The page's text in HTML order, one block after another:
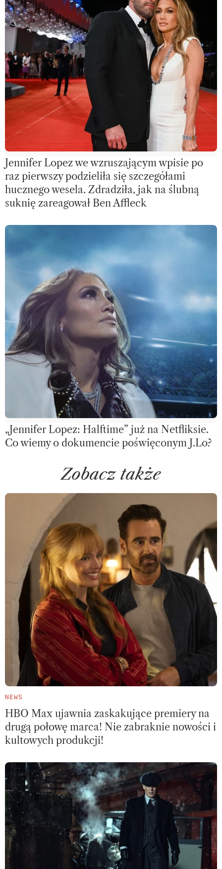
Jennifer Lopez we wzruszającym wpisie po
raz pierwszy podzieliła się szczegółami
hucznego wesela. Zdradziła, jak na ślubną
suknię zareagował Ben Affleck
„Jennifer Lopez: Halftime” już na Netfliksie.
Co wiemy o dokumencie poświęconym J.Lo?
Zobacz także
NEWS
HBO Max ujawnia zaskakujące premiery na
drugą połowę marca! Nie zabraknie nowości i
kultowych produkcji!